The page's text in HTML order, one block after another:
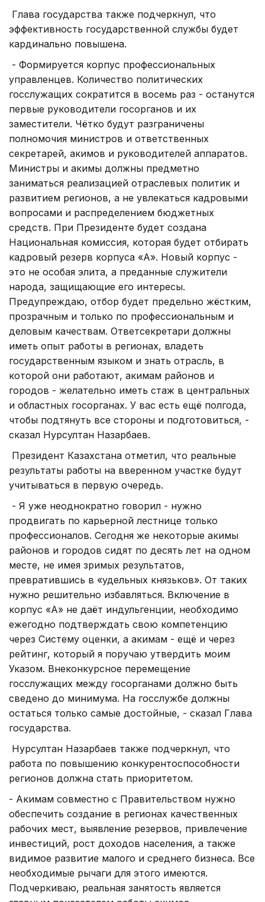
Глава государства также подчеркнул, что
эффективность государственной службы будет
кардинально повышена.
- Формируется корпус профессиональных
управленцев. Количество политических
госслужащих сократится в восемь раз - останутся
первые руководители госорганов и их
заместители. Чётко будут разграничены
полномочия министров и ответственных
секретарей, акимов и руководителей аппаратов.
Министры и акимы должны предметно
заниматься реализацией отраслевых политик и
развитием регионов, а не увлекаться кадровыми
вопросами и распределением бюджетных
средств. При Президенте будет создана
Национальная комиссия, которая будет отбирать
кадровый резерв корпуса «А». Новый корпус -
это не особая элита, а преданные служители
народа, защищающие его интересы.
Предупреждаю, отбор будет предельно жёстким,
прозрачным и только по профессиональным и
деловым качествам. Ответсекретари должны
иметь опыт работы в регионах, владеть
государственным языком и знать отрасль, в
которой они работают, акимам районов и
городов - желательно иметь стаж в центральных
и областных госорганах. У вас есть ещё полгода,
чтобы подтянуть все стороны и подготовиться, -
сказал Нурсултан Назарбаев.
Президент Казахстана отметил, что реальные
результаты работы на вверенном участке будут
учитываться в первую очередь.
- Я уже неоднократно говорил - нужно
продвигать по карьерной лестнице только
профессионалов. Сегодня же некоторые акимы
районов и городов сидят по десять лет на одном
месте, не имея зримых результатов,
превратившись в «удельных князьков». От таких
нужно решительно избавляться. Включение в
корпус «А» не даёт индульгенции, необходимо
ежегодно подтверждать свою компетенцию
через Систему оценки, а акимам - ещё и через
рейтинг, который я поручаю утвердить моим
Указом. Внеконкурсное перемещение
госслужащих между госорганами должно быть
сведено до минимума. На госслужбе должны
остаться только самые достойные, - сказал Глава
государства.
Нурсултан Назарбаев также подчеркнул, что
работа по повышению конкурентоспособности
регионов должна стать приоритетом.
- Акимам совместно с Правительством нужно
обеспечить создание в регионах качественных
рабочих мест, выявление резервов, привлечение
инвестиций, рост доходов населения, а также
видимое развитие малого и среднего бизнеса. Все
необходимые рычаги для этого имеются.
Подчеркиваю, реальная занятость является